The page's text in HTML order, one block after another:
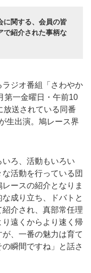
に関する、会員の皆
で紹介された事柄な
ジオ番組「さわやか
第一金曜日・午前10
放送されている同番
生出演。鳩レース界
ろ、活動もいろい
活動を行っている団
ースの紹介となりま
成り立ち、ドバトと
介され、真部常任理
遠くからより速く帰
、一番の魅力は育て
瞬間ですね」と話さ